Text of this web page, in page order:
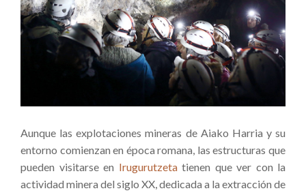
Aunque las explotaciones mineras de Aiako Harria y su
entorno comienzan en época romana, las estructuras que
pueden visitarse en Irugurutzetatienen que ver con la
actividad minera del siglo XX, dedicada a la extracción de